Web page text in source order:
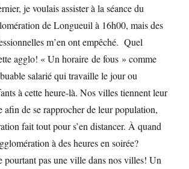
je voulais assister à la séance du
de Longueuil à 16h00, mais des
m’en ont empêché. Quel
agglo! « Un horaire de fous » comme
salarié qui travaille le jour ou
à cette heure-là. Nos villes tiennent leur
afin de se rapprocher de leur population,
fait tout pour s’en distancer. À quand
à des heures en soirée?
pourtant pas une ville dans nos villes! Un